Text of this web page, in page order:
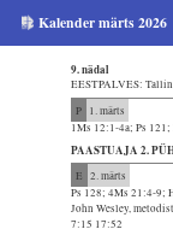
Kalender märts 2026
9. nädal
EESTPALVES:
P 1. märts
1Ms 12:1-4a; Ps
PAASTUAJA 2.
E 2. märts
Ps 128; 4Ms 21:4-9;
John Wesley,
7:15 17:52